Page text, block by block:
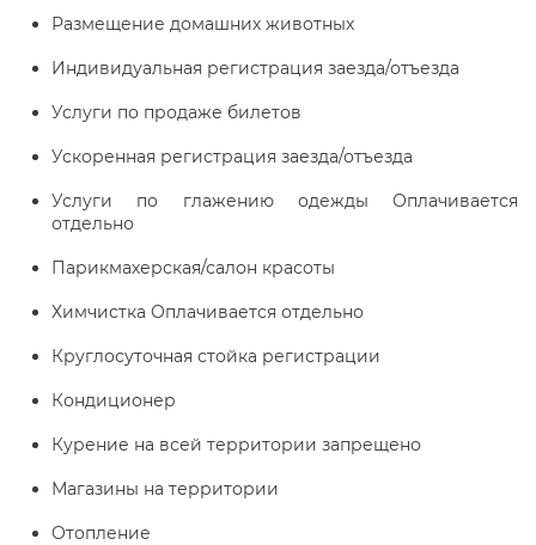
Размещение домашних животных
Индивидуальная регистрация заезда/отъезда
Услуги по продаже билетов
Ускоренная регистрация заезда/отъезда
Услуги по глажению одежды Оплачивается
отдельно
Парикмахерская/салон красоты
Химчистка Оплачивается отдельно
Круглосуточная стойка регистрации
Кондиционер
Курение на всей территории запрещено
Магазины на территории
Отопление